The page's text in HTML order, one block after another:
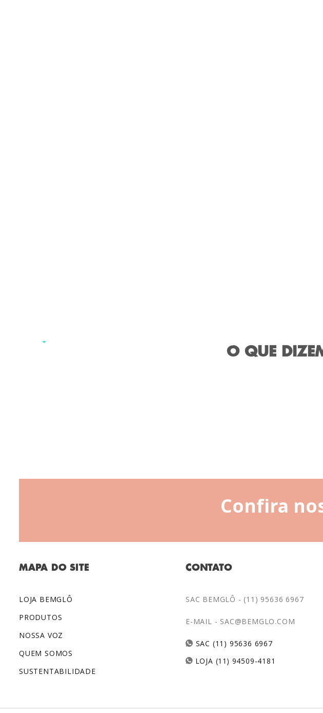
O QUE
Confira
MAPA DO SITE
LOJA BEMGLÔ
PRODUTOS
NOSSA VOZ
QUEM SOMOS
SUSTENTABILIDADE
CONTATO
SAC BEMGLÔ - (11) 95636 6967
E-MAIL - SAC@BEMGLO.COM
SAC (11) 95636 6967
LOJA (11) 94509-4181